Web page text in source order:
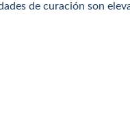
de curación son